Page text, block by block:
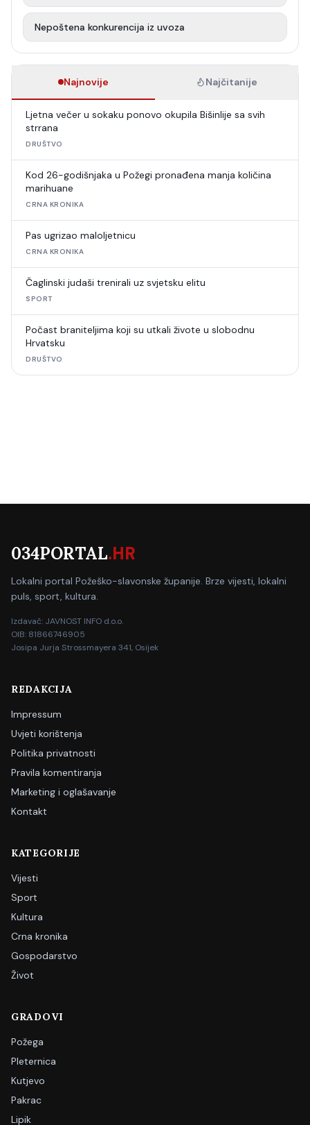
Nepoštena konkurencija iz uvoza
Najnovije Najčitanije
Ljetna večer u sokaku ponovo okupila Bišinlije sa svih
strrana
DRUŠTVO
Kod 26-godišnjaka u Požegi pronađena manja količina
marihuane
CRNA KRONIKA
Pas ugrizao maloljetnicu
CRNA KRONIKA
Čaglinski judaši trenirali uz svjetsku elitu
SPORT
Počast braniteljima koji su utkali živote u slobodnu
Hrvatsku
DRUŠTVO
034PORTAL.HR
Lokalni portal Požeško-slavonske županije. Brze vijesti, lokalni
puls, sport, kultura.
Izdavač: JAVNOST INFO d.o.o.
OIB: 81866746905
Josipa Jurja Strossmayera 341, Osijek
REDAKCIJA
Impressum
Uvjeti korištenja
Politika privatnosti
Pravila komentiranja
Marketing i oglašavanje
Kontakt
KATEGORIJE
Vijesti
Sport
Kultura
Crna kronika
Gospodarstvo
Život
GRADOVI
Požega
Pleternica
Kutjevo
Pakrac
Lipik